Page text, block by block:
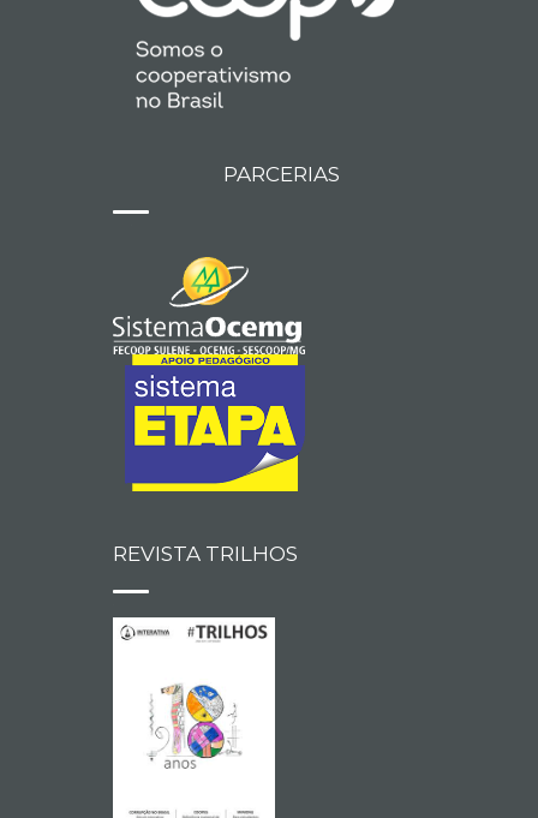
PARCERIAS
REVISTA TRILHOS